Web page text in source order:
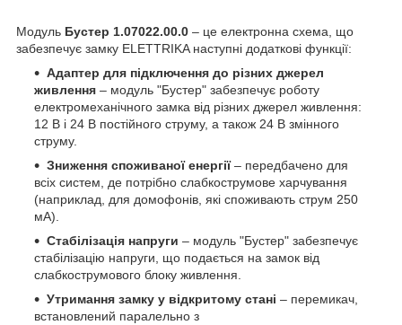
Модуль Бустер 1.07022.00.0 – це електронна схема, що
забезпечує замку ELETTRIKA наступні додаткові функції:
Адаптер для підключення до різних джерел
живлення – модуль "Бустер" забезпечує роботу
електромеханічного замка від різних джерел живлення:
12 В і 24 В постійного струму, а також 24 В змінного
струму.
Зниження споживаної енергії– передбачено для
всіх систем, де потрібно слабкострумове харчування
(наприклад, для домофонів, які споживають струм 250
мА).
Стабілізація напруги – модуль "Бустер" забезпечує
стабілізацію напруги, що подається на замок від
слабкострумового блоку живлення.
Утримання замку у відкритому стані – перемикач,
встановлений паралельно з